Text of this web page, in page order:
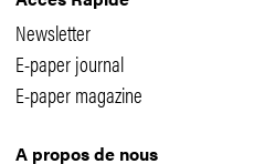
Newsletter
E-paper journal
E-paper magazine
A propos de nous